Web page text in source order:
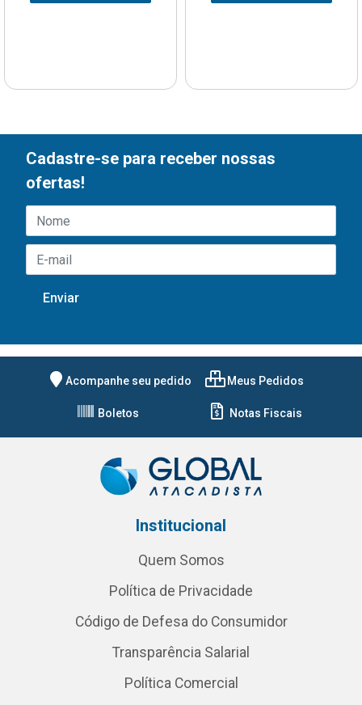
Cadastre-se para receber nossas
ofertas!
Acompanhe seu pedido Meus Pedidos
Boletos Notas Fiscais
Institucional
Quem Somos
Política de Privacidade
Código de Defesa do Consumidor
Transparência Salarial
Política Comercial